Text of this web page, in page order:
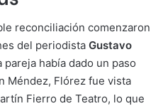
reconciliación comenzaron
del periodista Gustavo
había dado un paso
Méndez, Flórez fue vista
Fierro de Teatro, lo que